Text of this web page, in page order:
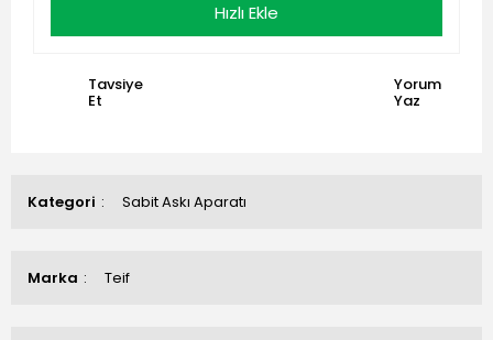
Kategori Sabit Askı Aparatı
Marka Teif
Hızlı Ekle
Tavsiye
Et
Yorum
Yaz